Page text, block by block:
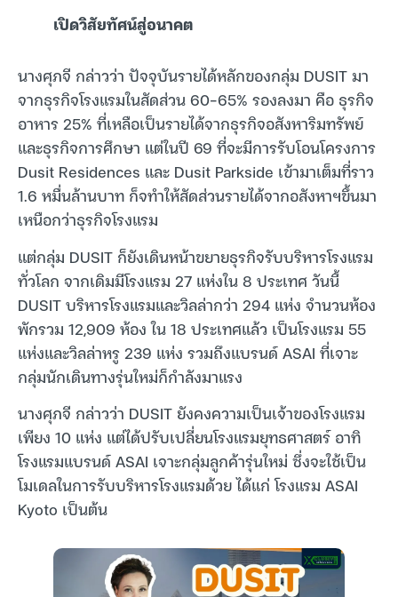
เปิดวิสัยทัศน์สู่อนาคต
นางศุภจี กล่าวว่า ปัจจุบันรายได้หลักของกลุ่ม DUSIT มา
จากธุรกิจโรงแรมในสัดส่วน 60-65% รองลงมา คือ ธุรกิจ
อาหาร 25% ที่เหลือเป็นรายได้จากธุรกิจอสังหาริมทรัพย์
และธุรกิจการศึกษา แต่ในปี 69 ที่จะมีการรับโอนโครงการ
Dusit Residences และ Dusit Parkside เข้ามาเต็มที่ราว
1.6 หมื่นล้านบาท ก็จทำให้สัดส่วนรายได้จากอสังหาฯขึ้นมา
เหนือกว่าธุรกิจโรงแรม
แต่กลุ่ม DUSIT ก็ยังเดินหน้าขยายธุรกิจรับบริหารโรงแรม
ทั่วโลก จากเดิมมีโรงแรม 27 แห่งใน 8 ประเทศ วันนี้
DUSIT บริหารโรงแรมและวิลล่ากว่า 294 แห่ง จำนวนห้อง
พักรวม 12,909 ห้อง ใน 18 ประเทศแล้ว เป็นโรงแรม 55
แห่งและวิลล่าหรู 239 แห่ง รวมถึงแบรนด์ ASAI ที่เจาะ
กลุ่มนักเดินทางรุ่นใหม่ก็กำลังมาแรง
นางศุภจี กล่าวว่า DUSIT ยังคงความเป็นเจ้าของโรงแรม
เพียง 10 แห่ง แต่ได้ปรับเปลี่ยนโรงแรมยุทธศาสตร์ อาทิ
โรงแรมแบรนด์ ASAI เจาะกลุ่มลูกค้ารุ่นใหม่ ซึ่งจะใช้เป็น
โมเดลในการรับบริหารโรงแรมด้วย ได้แก่ โรงแรม ASAI
Kyoto เป็นต้น